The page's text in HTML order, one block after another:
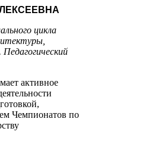
цикла
активное
Чемпионатов по